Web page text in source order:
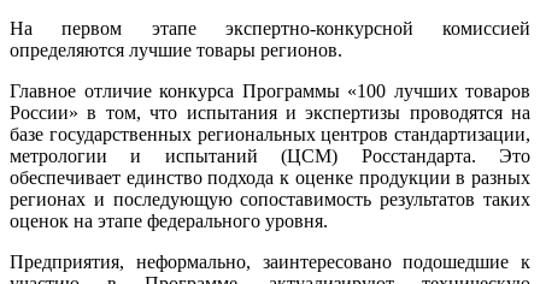
На первом этапе экспертно-конкурсной комиссией
определяются лучшие товары регионов.
Главное отличие конкурса Программы «100 лучших товаров
России» в том, что испытания и экспертизы проводятся на
базе государственных региональных центров стандартизации,
метрологии и испытаний (ЦCM) Росстандарта. Это
обеспечивает единство подхода к оценке продукции в разных
регионах и последующую сопоставимость результатов таких
оценок на этапе федерального уровня.
Предприятия, неформально, заинтересовано подошедшие к